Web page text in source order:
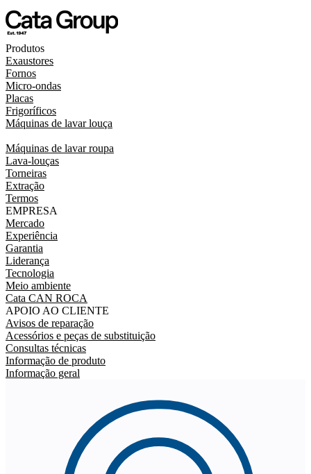
Produtos
Exaustores
Fornos
Micro-ondas
Placas
Frigoríficos
Máquinas de lavar louça
Máquinas de lavar roupa
Lava-louças
Torneiras
Extração
Termos
EMPRESA
Mercado
Experiência
Garantia
Liderança
Tecnologia
Meio ambiente
Cata CAN ROCA
APOIO AO CLIENTE
Avisos de reparação
Acessórios e peças de substituição
Consultas técnicas
Informação de produto
Informação geral